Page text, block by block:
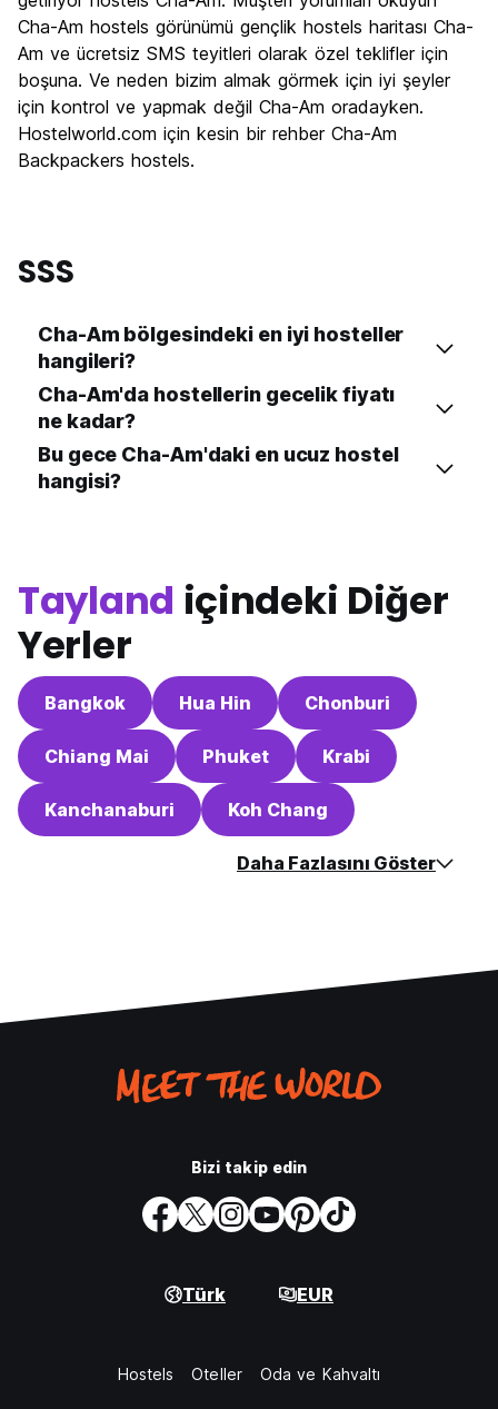
Cha-Am hostels görünümü gençlik hostels haritası Cha-
Am ve ücretsiz SMS teyitleri olarak özel teklifler için
boşuna. Ve neden bizim almak görmek için iyi şeyler
için kontrol ve yapmak değil Cha-Am oradayken.
Hostelworld.com için kesin bir rehber Cha-Am
Backpackers hostels.
SSS
Cha-Am bölgesindeki en iyi hosteller
hangileri?
Cha-Am'da hostellerin gecelik fiyatı
ne kadar?
Bu gece Cha-Am'daki en ucuz hostel
hangisi?
Tayland içindeki Diğer
Yerler
Bangkok Hua Hin Chonburi
Chiang Mai Phuket Krabi
Kanchanaburi Koh Chang
Daha Fazlasını Göster
Bizi takip edin
Türk EUR
Hostels Oteller Oda ve Kahvaltı